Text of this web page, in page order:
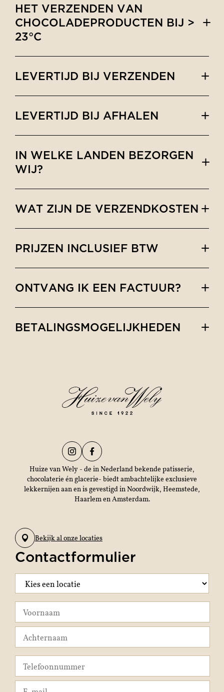
HET VERZENDEN VAN
CHOCOLADEPRODUCTEN BIJ >
23°C
LEVERTIJD BIJ VERZENDEN
LEVERTIJD BIJ AFHALEN
IN WELKE LANDEN BEZORGEN
WIJ?
WAT ZIJN DE VERZENDKOSTEN
PRIJZEN INCLUSIEF BTW
ONTVANG IK EEN FACTUUR?
BETALINGSMOGELIJKHEDEN
Huize van Wely - de in Nederland bekende patisserie,
chocolaterie én glacerie- biedt ambachtelijke exclusieve
lekkernijen aan en is gevestigd in Noordwijk, Heemstede,
Haarlem en Amsterdam.
Bekijk al onze locaties
Contactformulier